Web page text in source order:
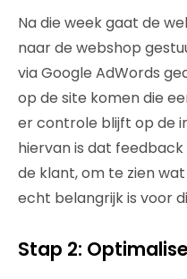
Na die week gaat de
naar de webshop
via Google AdWords
op de site komen die
er controle blijft op de
hiervan is dat
de klant, om te zien
echt belangrijk is voor
Stap 2: